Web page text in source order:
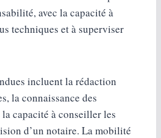
avec la capacité à
techniques et à superviser
incluent la rédaction
la connaissance des
capacité à conseiller les
d’un notaire. La mobilité